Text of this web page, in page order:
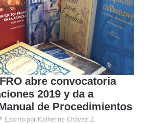
abre convocatoria
2019 y da a
de Procedimientos
Escrito por Katherine Chávez Z.